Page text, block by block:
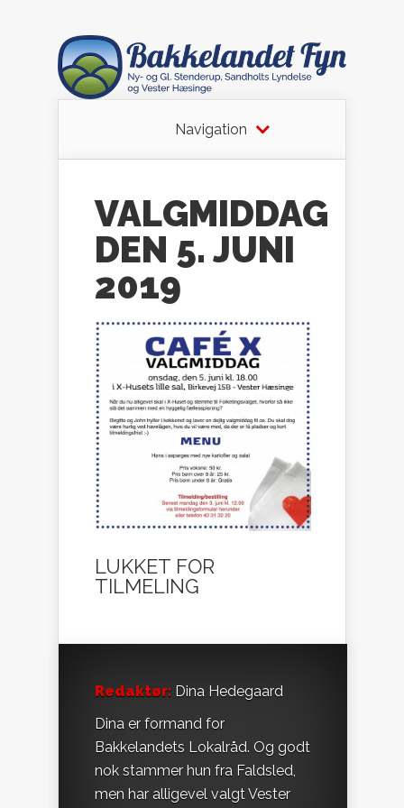
Navigation
VALGMIDDAG
DEN 5. JUNI
2019
LUKKET FOR
TILMELING
Redaktør: Dina Hedegaard
Dina er formand for
Bakkelandets Lokalråd. Og godt
nok stammer hun fra Faldsled,
men har alligevel valgt Vester